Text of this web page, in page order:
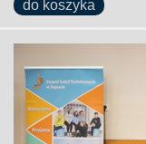
do koszyka